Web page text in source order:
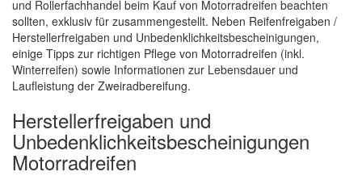
und Rollerfachhandel beim Kauf von Motorradreifen beachten
sollten, exklusiv für zusammengestellt. Neben Reifenfreigaben /
Herstellerfreigaben und Unbedenklichkeitsbescheinigungen,
einige Tipps zur richtigen Pflege von Motorradreifen (inkl.
Winterreifen) sowie Informationen zur Lebensdauer und
Laufleistung der Zweiradbereifung.
Herstellerfreigaben und
Unbedenklichkeitsbescheinigungen
Motorradreifen